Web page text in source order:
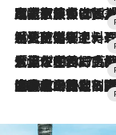
2026.7.31
【ホテル帰省】という選択肢をOMOが提案。家族とほどよい距離を保つには「昼は実家、夜は気兼ねなくホテル
2026.7.24
【夏限定ディナーコース】旬を迎える稚鮎や花ズッキーニなどをイタリア・トスカーナの郷土料理の手法で満喫！
2026.7.17
「土佐和ハーブかき氷」がOMO7高知に登場！生姜、山椒、大葉など目にも舌にも涼
2026.7.10
NEW OPEN！【界 草津】名湯の地に誕生。趣の異なる2種の温泉と上州ならではの会席・蕎麦割烹など美食を味わう究極の癒やし旅